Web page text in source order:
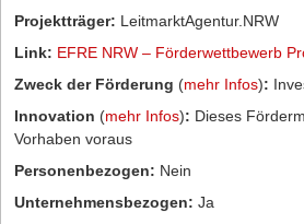
Projektträger: LeitmarktAgentur.NRW
Link: EFRE NRW – Förderwettbewerb
Zweck der Förderung (mehr Infos):
Innovation (mehr Infos): Dieses
Vorhaben voraus
Personenbezogen: Nein
Unternehmensbezogen: Ja